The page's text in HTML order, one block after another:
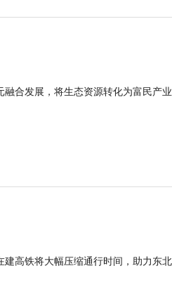
合发展，将生态资源转化为富民产
高铁将大幅压缩通行时间，助力东